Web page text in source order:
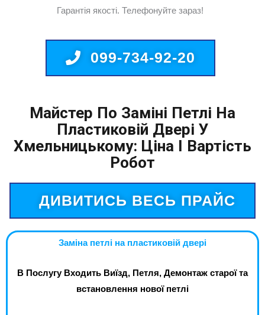
Гарантія якості. Телефонуйте зараз!
099-734-92-20
Майстер По Заміні Петлі На
Пластиковій Двері У
Хмельницькому: Ціна І Вартість
Робот
ДИВИТИСЬ ВЕСЬ ПРАЙС
Заміна петлі на пластиковій двері
В Послугу Входить Виїзд, Петля, Демонтаж старої та
встановлення нової петлі